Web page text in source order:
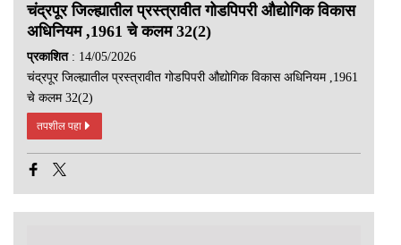
चंद्रपूर जिल्ह्यातील प्रस्त्रावीत गोडपिपरी औद्योगिक विकास
अधिनियम ,1961 चे कलम 32(2)
प्रकाशित : 14/05/2026
चंद्रपूर जिल्ह्यातील प्रस्त्रावीत गोडपिपरी औद्योगिक विकास अधिनियम ,1961
चे कलम 32(2)
तपशील पहा